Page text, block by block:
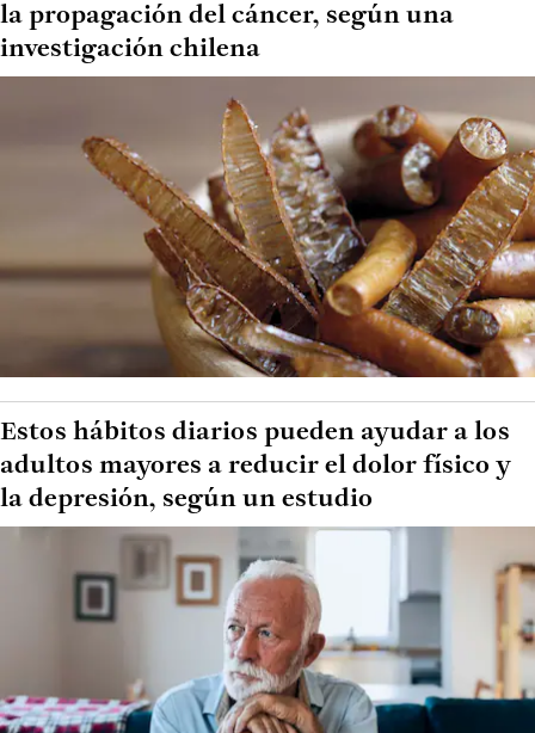
la propagación del cáncer, según una
investigación chilena
Estos hábitos diarios pueden ayudar a los
adultos mayores a reducir el dolor físico y
la depresión, según un estudio